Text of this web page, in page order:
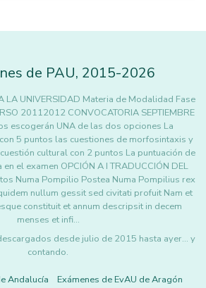
de PAU, 2015-2026
LA UNIVERSIDAD Materia de Modalidad Fase
20112012 CONVOCATORIA SEPTIEMBRE
escogerán UNA de las dos opciones La
5 puntos las cuestiones de morfosintaxis y
cultural con 2 puntos La puntuación de
el examen OPCIÓN A I TRADUCCIÓN DEL
Numa Pompilio Postea Numa Pompilius rex
nullum gessit sed civitati profuit Nam et
constituit et annum descripsit in decem
menses et infi…
desde julio de 2015 hasta ayer... y
contando.
Andalucía
Exámenes de EvAU de Aragón